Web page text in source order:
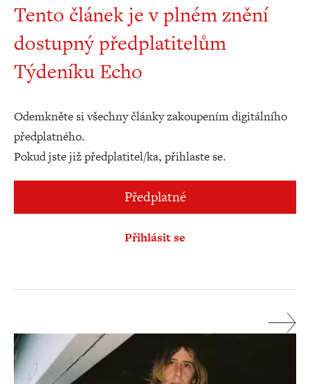
Tento článek je v plném znění
dostupný předplatitelům
Týdeníku Echo
Odemkněte si všechny články zakoupením digitálního
předplatného.
Pokud jste již předplatitel/ka, přihlaste se.
Předplatné
Přihlásit se